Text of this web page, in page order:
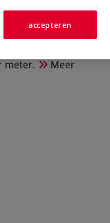
0
wit Crêpe Satin
een hoge glans.
meter.
Meer
accepteren